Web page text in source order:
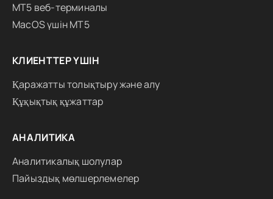
MT5 веб-терминалы
MacOS үшін MT5
КЛИЕНТТЕР ҮШІН
Қаражатты толықтыру және алу
Құқықтық құжаттар
АНАЛИТИКА
Аналитикалық шолулар
Пайыздық мөлшерлемелер